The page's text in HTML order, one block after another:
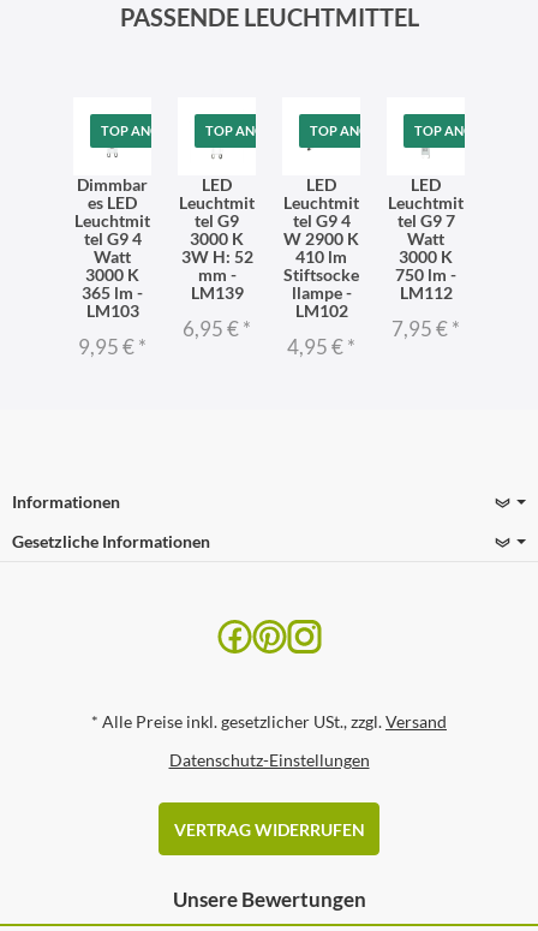
PASSENDE LEUCHTMITTEL
TOP ANGEBOT
Dimmbar
es LED
Leuchtmit
tel G9 4
Watt
3000 K
365 lm -
LM103
9,95 €*
TOP ANGEBOT
LED
Leuchtmit
tel G9
3000 K
3W H: 52
mm -
LM139
6,95 €*
TOP ANGEBOT
LED
Leuchtmit
tel G9 4
W 2900 K
410 lm
Stiftsocke
llampe -
LM102
4,95 €*
TOP ANGEBOT
LED
Leuchtmit
tel G9 7
Watt
3000 K
750 lm -
LM112
7,95 €*
Informationen
Gesetzliche Informationen
* Alle Preise inkl. gesetzlicher USt., zzgl.Versand
Datenschutz-Einstellungen
VERTRAG WIDERRUFEN
Unsere Bewertungen